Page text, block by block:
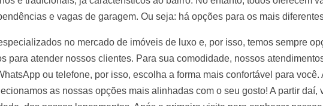
e vagas de garagem. Ou seja: há opções para os mais
no mercado de imóveis de luxo e, por isso, temos sempre
para atender nossos clientes. Para sua comodidade, nossos
ou telefone, por isso, escolha a forma mais confortável para você.
as nossas opções mais alinhadas com o seu gosto! A partir daí,